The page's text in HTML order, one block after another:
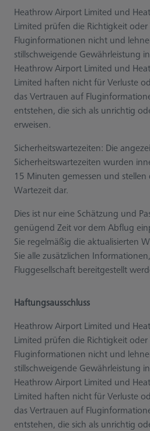
Heathrow Airport Limited und
Limited prüfen die Richtigkeit
Fluginformationen nicht und
stillschweigende Gewährleistung
Heathrow Airport Limited und
Limited haften nicht für Verluste
das Vertrauen auf
entstehen, die sich als unrichtig
erweisen.
Sicherheitswartezeiten: Die
Sicherheitswartezeiten wurden
15 Minuten gemessen und
Wartezeit dar.
Dies ist nur eine Schätzung und
genügend Zeit vor dem Abflug
Sie regelmäßig die aktualisierten
Sie alle zusätzlichen
Fluggesellschaft bereitgestellt
Haftungsausschluss
Heathrow Airport Limited und
Limited prüfen die Richtigkeit
Fluginformationen nicht und
stillschweigende Gewährleistung
Heathrow Airport Limited und
Limited haften nicht für Verluste
das Vertrauen auf
entstehen, die sich als unrichtig